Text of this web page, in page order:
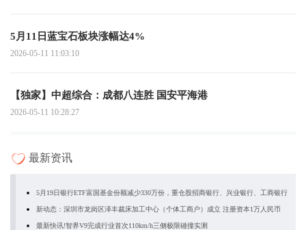
5月11日蓝宝石板块涨幅达4%
2026-05-11 11:03:10
【独家】中超综合：成都八连胜 国安平海港
2026-05-11 10:28:27
最新资讯
5月19日银行ETF富国基金份额减少330万份，重仓股招商银行、兴业银行、工商银行
新动态：深圳市龙岗区泽丰裁床加工中心（个体工商户）成立 注册资本1万人民币
最新快讯!智界V9完成行业首次110km/h三侧极限碰撞实测